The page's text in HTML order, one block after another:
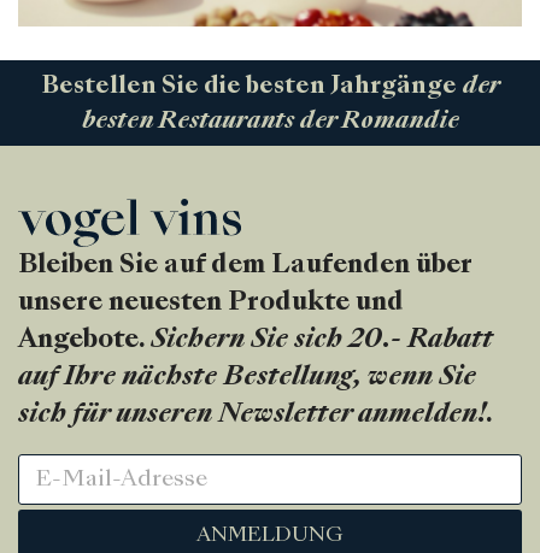
Bestellen Sie die besten Jahrgänge der
besten Restaurants der Romandie
Bleiben Sie auf dem Laufenden über
unsere neuesten Produkte und
Angebote. Sichern Sie sich 20.- Rabatt
auf Ihre nächste Bestellung, wenn Sie
sich für unseren Newsletter anmelden!.
ANMELDUNG